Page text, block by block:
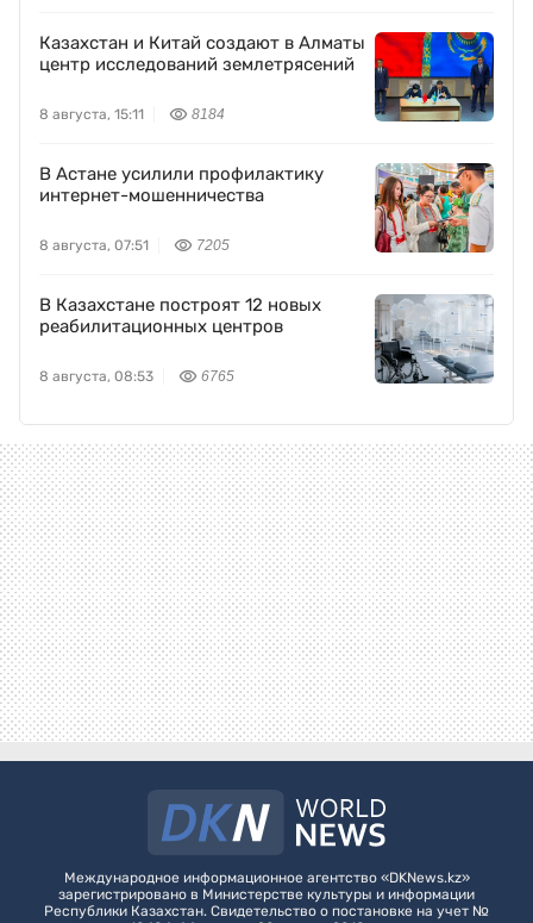
Казахстан и Китай создают в Алматы
центр исследований землетрясений
8 августа, 15:11 8184
В Астане усилили профилактику
интернет-мошенничества
8 августа, 07:51 7205
В Казахстане построят 12 новых
реабилитационных центров
8 августа, 08:53 6765
Международное информационное агентство «DKNews.kz»
зарегистрировано в Министерстве культуры и информации
Республики Казахстан. Свидетельство о постановке на учет №